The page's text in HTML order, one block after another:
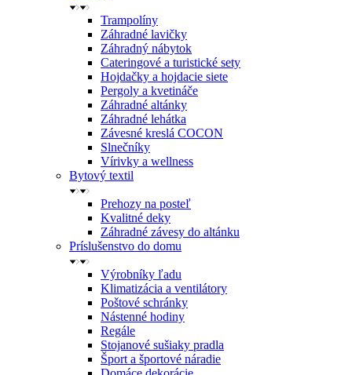
Trampolíny
Záhradné lavičky
Záhradný nábytok
Cateringové a turistické sety
Hojdačky a hojdacie siete
Pergoly a kvetináče
Záhradné altánky
Záhradné lehátka
Závesné kreslá COCON
Slnečníky
Vírivky a wellness
Bytový textil
Prehozy na posteľ
Kvalitné deky
Záhradné závesy do altánku
Príslušenstvo do domu
Výrobníky ľadu
Klimatizácia a ventilátory
Poštové schránky
Nástenné hodiny
Regále
Stojanové sušiaky pradla
Šport a športové náradie